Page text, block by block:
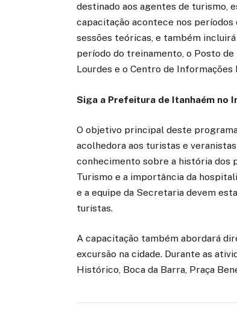
destinado aos agentes de turismo,
capacitação acontece nos
sessões teóricas, e também
período do treinamento, o Posto
Lourdes e o Centro de
Siga a Prefeitura de Itanhaém no
O objetivo principal deste
acolhedora aos turistas e
conhecimento sobre a história dos
Turismo e a importância da
e a equipe da Secretaria devem
turistas.
A capacitação também abordará
excursão na cidade. Durante as
Histórico, Boca da Barra, Praça